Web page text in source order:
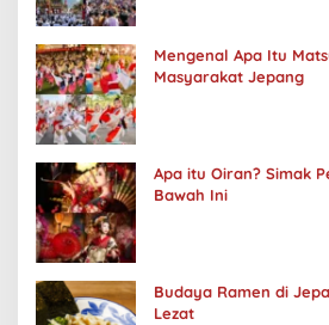
Mengenal Apa Itu
Masyarakat Jepang
Apa itu Oiran? Simak
Bawah Ini
Budaya Ramen di
Lezat